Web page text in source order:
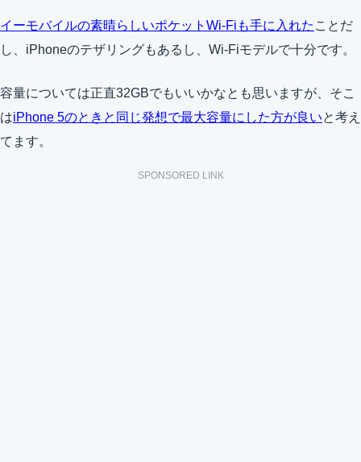
イーモバイルの素晴らしいポケットWi-Fiも手に入れた ことだ
し、iPhoneのテザリングもあるし、Wi-Fiモデルで十分です。
容量については正直32GBでもいいかなとも思いますが、そこ
はiPhone 5のときと同じ発想で最大容量にした方が良いと考え
てます。
SPONSORED LINK